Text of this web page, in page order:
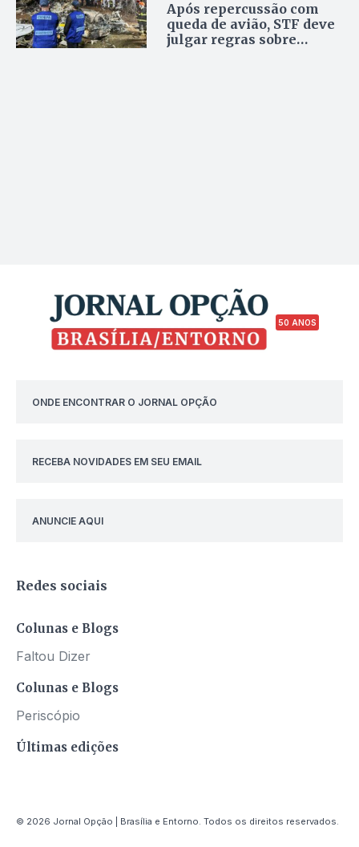
Após repercussão com
queda de avião, STF deve
julgar regras sobre
50 ANOS
ONDE ENCONTRAR O JORNAL OPÇÃO
RECEBA NOVIDADES EM SEU EMAIL
ANUNCIE AQUI
Redes sociais
Colunas e Blogs
Faltou Dizer
Colunas e Blogs
Periscópio
Últimas edições
© 2026 Jornal Opção | Brasília e Entorno. Todos os direitos reservados.